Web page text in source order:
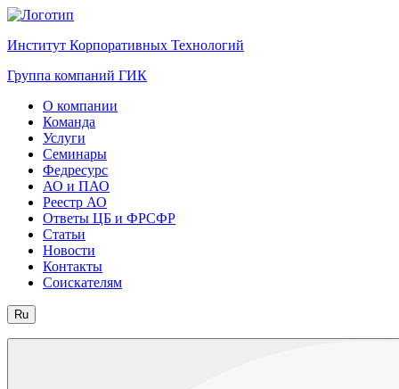
Институт Корпоративных Технологий
Группа компаний ГИК
О компании
Команда
Услуги
Семинары
Федресурс
АО и ПАО
Реестр АО
Ответы ЦБ и ФРСФР
Статьи
Новости
Контакты
Соискателям
Ru